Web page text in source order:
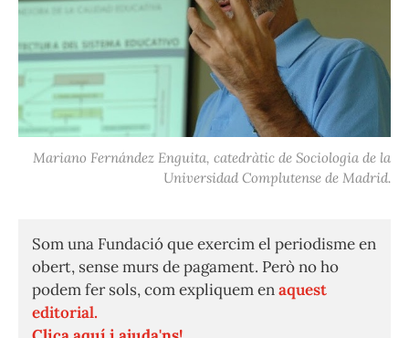
Mariano Fernández Enguita, catedràtic de Sociologia de la
Universidad Complutense de Madrid.
Som una Fundació que exercim el periodisme en
obert, sense murs de pagament. Però no ho
podem fer sols, com expliquem enaquest
editorial.